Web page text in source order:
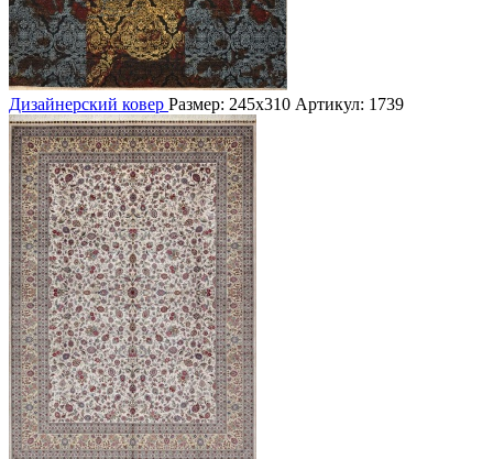
Дизайнерский ковер Размер: 245х310 Артикул: 1739